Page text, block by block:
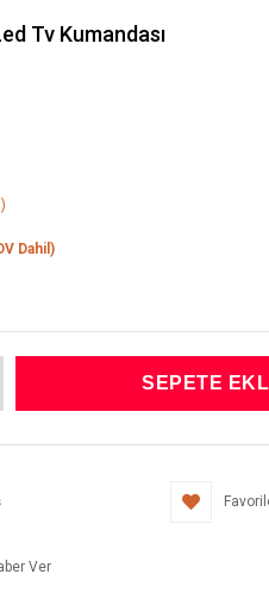
Tv Kumandası
Dahil)
Ver